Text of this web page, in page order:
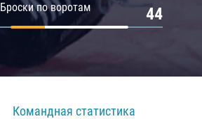
Броски по воротам 44
Командная статистика